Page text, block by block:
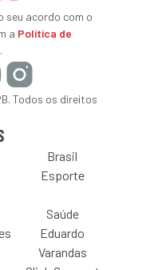
seu acordo com o
a Política de
.
Todos os direitos
Brasil
Esporte
Saúde
Eduardo
Varandas